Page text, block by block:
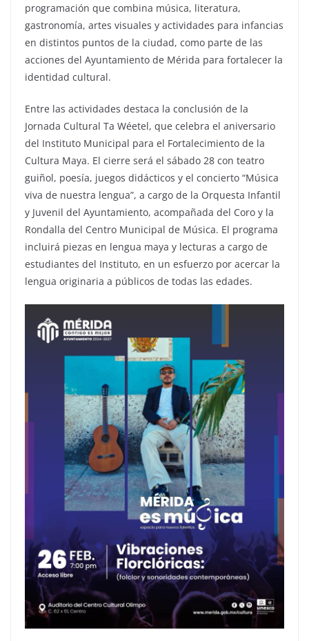
programación que combina música, literatura,
gastronomía, artes visuales y actividades para infancias
en distintos puntos de la ciudad, como parte de las
acciones del Ayuntamiento de Mérida para fortalecer la
identidad cultural.
Entre las actividades destaca la conclusión de la
Jornada Cultural Ta Wéetel, que celebra el aniversario
del Instituto Municipal para el Fortalecimiento de la
Cultura Maya. El cierre será el sábado 28 con teatro
guiñol, poesía, juegos didácticos y el concierto “Música
viva de nuestra lengua”, a cargo de la Orquesta Infantil
y Juvenil del Ayuntamiento, acompañada del Coro y la
Rondalla del Centro Municipal de Música. El programa
incluirá piezas en lengua maya y lecturas a cargo de
estudiantes del Instituto, en un esfuerzo por acercar la
lengua originaria a públicos de todas las edades.